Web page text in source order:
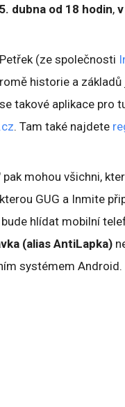
dubna od 18 hodin,
(ze společnosti
historie a
takové aplikace pro
. Tam také najdete
mohou všichni,
GUG a Inmite
hlídat mobilní
(alias AntiLapka)
systémem Android.